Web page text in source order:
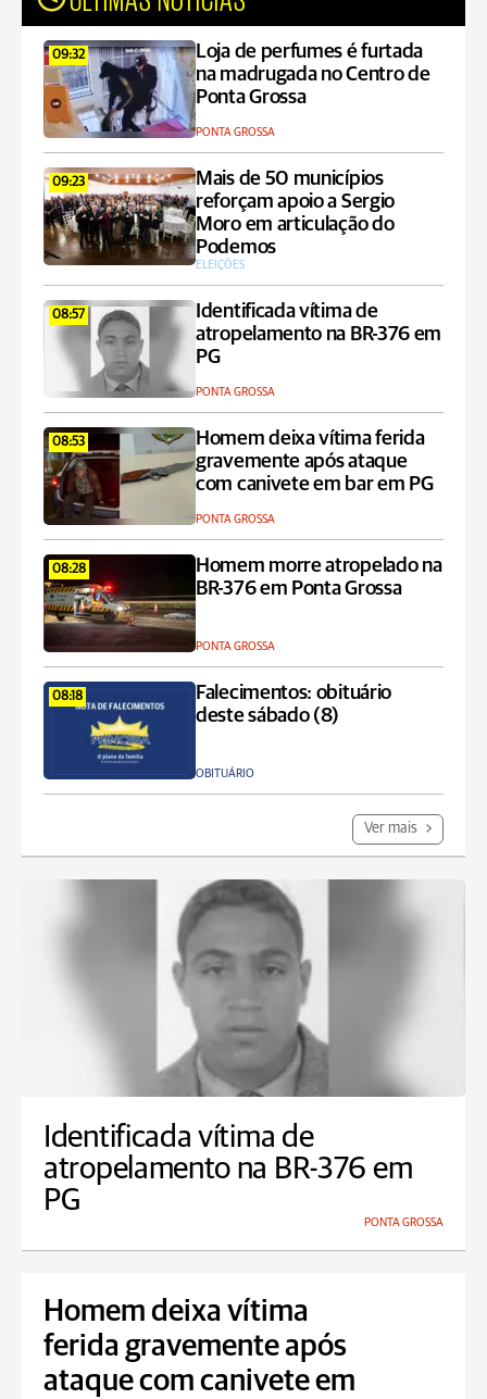
09:32
Loja de perfumes é furtada
na madrugada no Centro de
Ponta Grossa
PONTA GROSSA
09:23
Mais de 50 municípios
reforçam apoio a Sergio
Moro em articulação do
Podemos
ELEIÇÕES
08:57
Identificada vítima de
atropelamento na BR-376 em
PG
PONTA GROSSA
08:53
Homem deixa vítima ferida
gravemente após ataque
com canivete em bar em PG
PONTA GROSSA
08:28
Homem morre atropelado na
BR-376 em Ponta Grossa
PONTA GROSSA
08:18
Falecimentos: obituário
deste sábado (8)
OBITUÁRIO
Ver mais
Identificada vítima de
atropelamento na BR-376 em
PG
PONTA GROSSA
Homem deixa vítima
ferida gravemente após
ataque com canivete em